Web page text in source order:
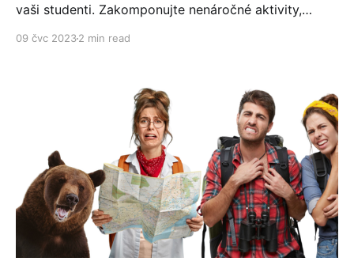
vaši studenti. Zakomponujte nenáročné aktivity,
09 čvc 20232 min read